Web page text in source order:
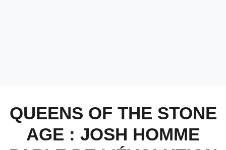
QUEENS OF THE STONE
AGE : JOSH HOMME